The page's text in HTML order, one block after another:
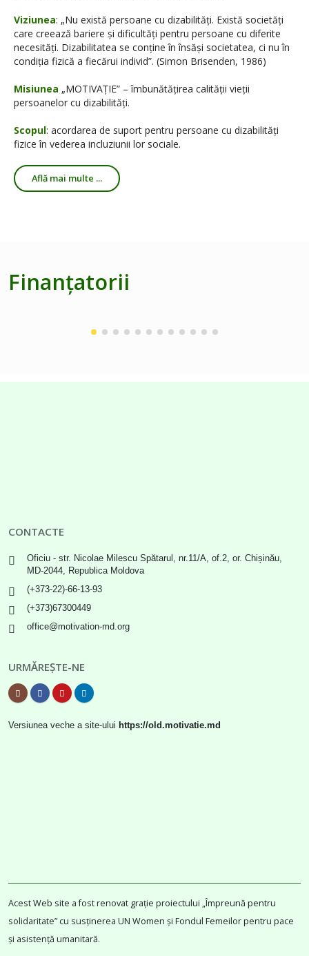
Viziunea: „Nu există persoane cu dizabilități. Există societăți
care creează bariere și dificultăți pentru persoane cu diferite
necesități. Dizabilitatea se conține în însăși societatea, ci nu în
condiția fizică a fiecărui individ”. (Simon Brisenden, 1986)
Misiunea „MOTIVAȚIE” – îmbunătățirea calității vieții
persoanelor cu dizabilități.
Scopul: acordarea de suport pentru persoane cu dizabilități
fizice în vederea incluziunii lor sociale.
Află mai multe ...
Finanțatorii
CONTACTE
Oficiu - str. Nicolae Milescu Spătarul, nr.11/A, of.2, or. Chișinău,
MD-2044, Republica Moldova
(+373-22)-66-13-93
(+373)67300449
office@motivation-md.org
URMĂREȘTE-NE
Versiunea veche a site-ului https://old.motivatie.md
Acest Web site a fost renovat grație proiectului „Împreună pentru
solidaritate” cu susținerea UN Women și Fondul Femeilor pentru pace
și asistență umanitară.